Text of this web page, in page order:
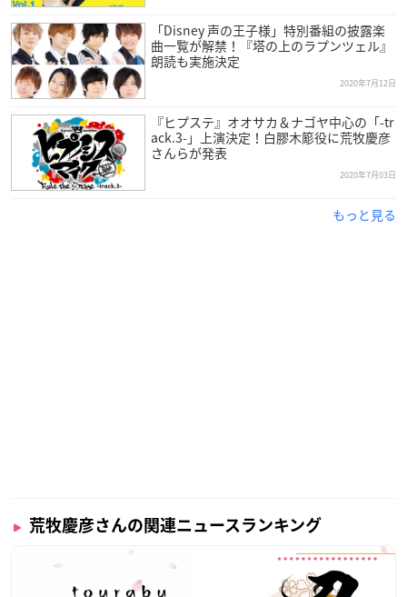
「Disney 声の王子様」特別番組の披露楽
曲一覧が解禁！『塔の上のラプンツェル』
朗読も実施決定
2020年7月12日
『ヒプステ』オオサカ＆ナゴヤ中心の「-tr
ack.3-」上演決定！白膠木簓役に荒牧慶彦
さんらが発表
2020年7月03日
もっと見る
荒牧慶彦さんの関連ニュースランキング